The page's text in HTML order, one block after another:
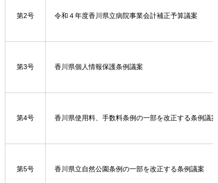
第2号 令和４年度香川県立病院事業会計補正予算議案
第3号 香川県個人情報保護条例議案
第4号 香川県使用料、手数料条例の一部を改正する条例議案
第5号 香川県立自然公園条例の一部を改正する条例議案